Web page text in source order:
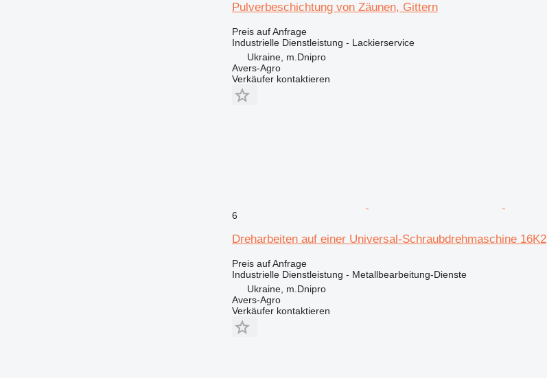
Pulverbeschichtung von Zäunen, Gittern
Preis auf Anfrage
Industrielle Dienstleistung - Lackierservice
Ukraine, m.Dnipro
Avers-Agro
Verkäufer kontaktieren
6
Dreharbeiten auf einer Universal-Schraubdrehmaschine 16K2
Preis auf Anfrage
Industrielle Dienstleistung - Metallbearbeitung-Dienste
Ukraine, m.Dnipro
Avers-Agro
Verkäufer kontaktieren